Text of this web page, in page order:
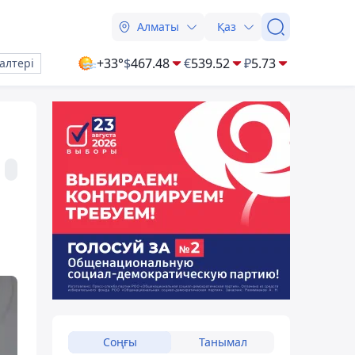
Алматы Қаз
+33°$467.48 €539.52 ₽5.73
Соңғы Танымал